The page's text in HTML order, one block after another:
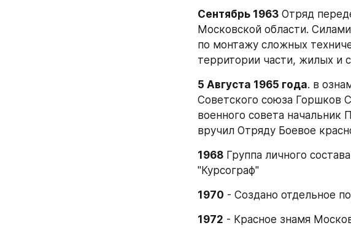
Сентябрь 1963 Отряд
Московской области.
по монтажу сложных
территории части, жилых и
5 Августа 1965 года. в
Советского союза Горшков
военного совета
вручил Отряду Боевое
1968 Группа личного
"Курсограф"
1970 - Создано отдельное
1972 - Красное знамя